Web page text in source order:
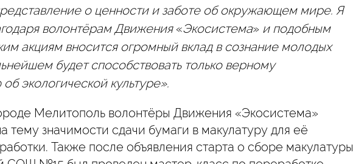
о ценности и заботе об окружающем мире. Я
волонтёрам Движения«Экосистема» и подобным
акциям вносится огромный вклад в сознание молодых
будет способствовать только верному
экологической культуре».
Мелитополь волонтёры Движения «Экосистема»
тему значимости сдачи бумаги в макулатуру для её
Также после объявления старта о сборе макулатуры